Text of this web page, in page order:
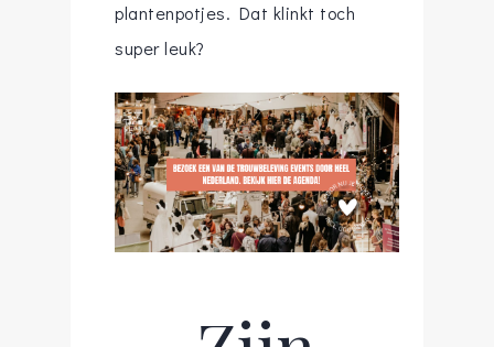
plantenpotjes. Dat klinkt toch
super leuk?